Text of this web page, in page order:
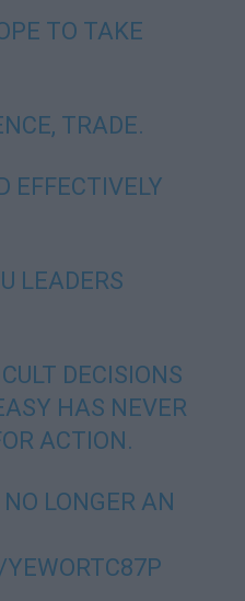
TO TAKE
TRADE.
EFFECTIVELY
LEADERS
DECISIONS
HAS NEVER
ACTION.
LONGER AN